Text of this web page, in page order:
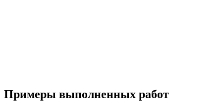
Примеры выполненных работ